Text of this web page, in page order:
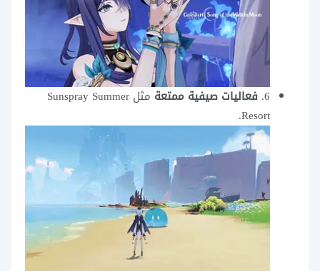
6. فعاليات صيفية ممتعة
مثل Sunspray Summer
Resort.